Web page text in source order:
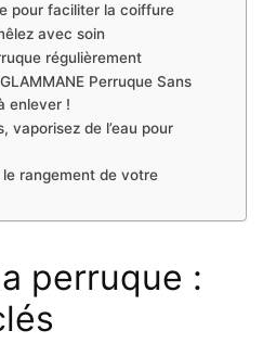
pour faciliter la coiffure
avec soin
régulièrement
Perruque Sans
enlever !
vaporisez de l’eau pour
rangement de votre
perruque :